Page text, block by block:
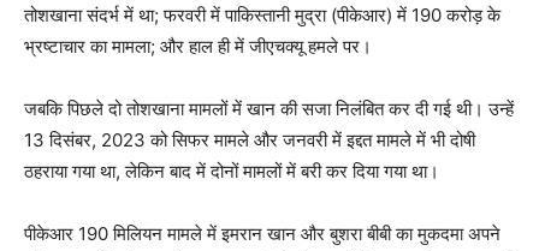
तोशखाना संदर्भ में था; फरवरी में पाकिस्तानी मुद्रा (पीकेआर) में 190 करोड़ के
भ्रष्टाचार का मामला; और हाल ही में जीएचक्यू हमले पर।
जबकि पिछले दो तोशखाना मामलों में खान की सजा निलंबित कर दी गई थी। उन्हें
13 दिसंबर, 2023 को सिफर मामले और जनवरी में इद्दत मामले में भी दोषी
ठहराया गया था, लेकिन बाद में दोनों मामलों में बरी कर दिया गया था।
पीकेआर 190 मिलियन मामले में इमरान खान और बुशरा बीबी का मुकदमा अपने